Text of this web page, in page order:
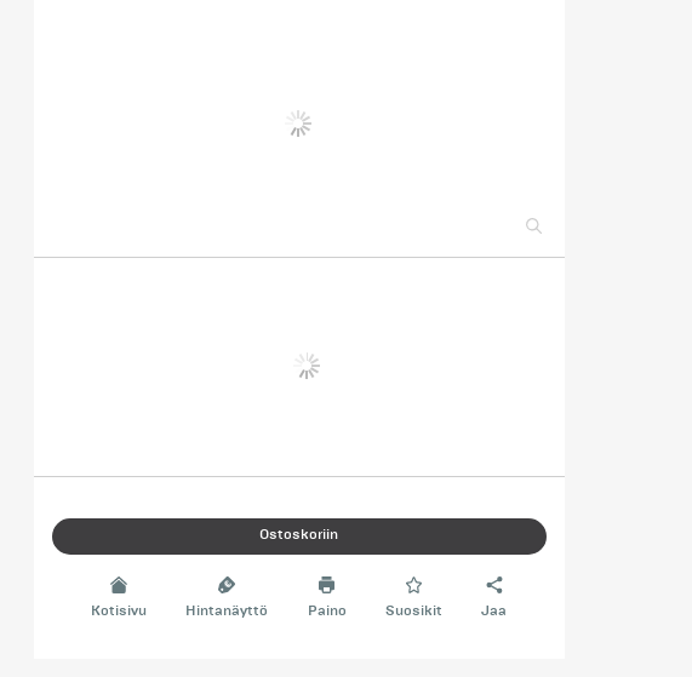
Ostoskoriin
Kotisivu Hintanäyttö Paino Suosikit Jaa